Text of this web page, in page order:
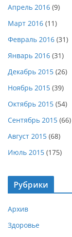
Апрель 2016 (9)
Март 2016 (11)
Февраль 2016 (31)
Январь 2016 (31)
Декабрь 2015 (26)
Ноябрь 2015 (39)
Октябрь 2015 (54)
Сентябрь 2015 (66)
Август 2015 (68)
Июль 2015 (175)
Рубрики
Архив
Здоровье